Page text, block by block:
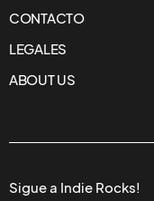
CONTACTO
LEGALES
ABOUT US
Sigue a Indie Rocks!